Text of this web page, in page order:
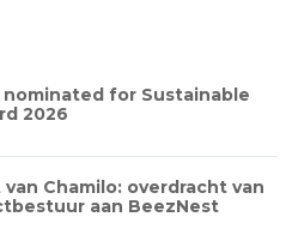
nominated for Sustainable
2026
Chamilo: overdracht van
aan BeezNest